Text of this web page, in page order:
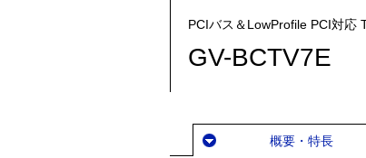
PCIバス＆LowProfile PCI対応
GV-BCTV7E
概要・特長